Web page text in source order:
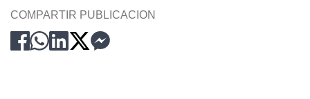
COMPARTIR PUBLICACION